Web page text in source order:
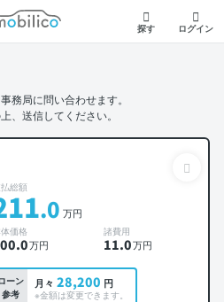
モビリコ
探す ログイン
務局に問い合わせます。
、送信してください。
総額
.0 万円
価格
.0万円
諸費用
11.0万円
ローン
参考
月々 28,200 円
※金額は変更できます。